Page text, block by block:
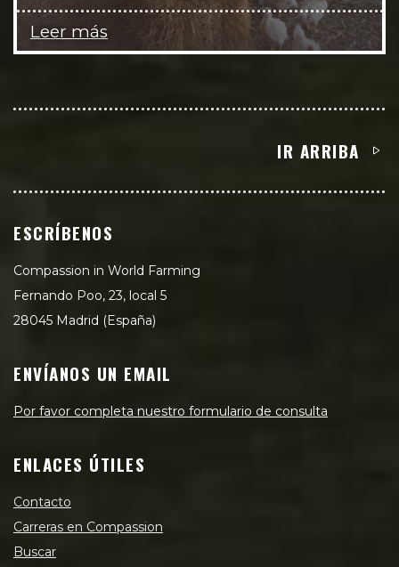
Leer más
IR ARRIBA
ESCRÍBENOS
Compassion in World Farming
Fernando Poo, 23, local 5
28045 Madrid (España)
ENVÍANOS UN EMAIL
Por favor completa nuestro formulario de consulta
ENLACES ÚTILES
Contacto
Carreras en Compassion
Buscar